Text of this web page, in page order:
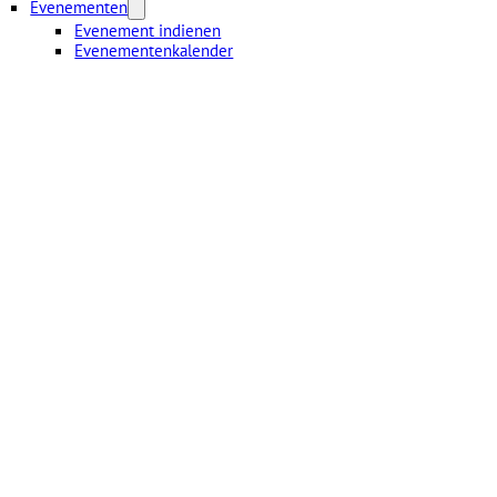
Evenementen
Evenement indienen
Evenementenkalender
OP DE